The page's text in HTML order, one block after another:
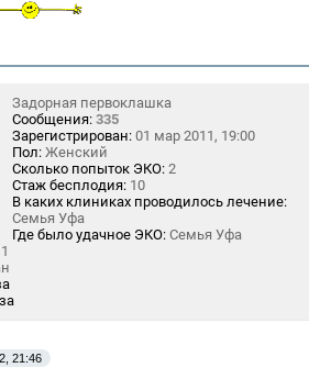
Задорная первоклашка
Сообщения: 335
Зарегистрирован: 01 мар 2011, 19:00
Пол: Женский
Сколько попыток ЭКО: 2
Стаж бесплодия: 10
В каких клиниках проводилось лечение:
Семья Уфа
Где было удачное ЭКО: Семья Уфа
1
21:46